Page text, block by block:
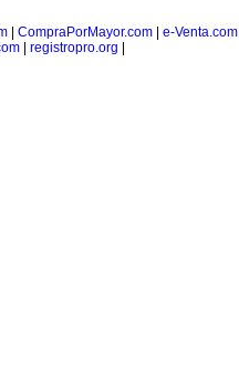
| CompraPorMayor.com| e-Venta.com|
registropro.org